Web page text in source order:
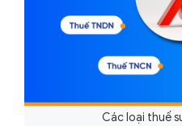
Các loại thuế